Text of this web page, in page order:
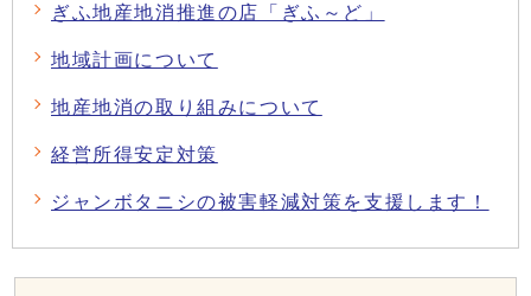
ぎふ地産地消推進の店「ぎふ～ど」
地域計画について
地産地消の取り組みについて
経営所得安定対策
ジャンボタニシの被害軽減対策を支援します！